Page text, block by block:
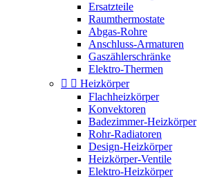
Ersatzteile
Raumthermostate
Abgas-Rohre
Anschluss-Armaturen
Gaszählerschränke
Elektro-Thermen
  Heizkörper
Flachheizkörper
Konvektoren
Badezimmer-Heizkörper
Rohr-Radiatoren
Design-Heizkörper
Heizkörper-Ventile
Elektro-Heizkörper